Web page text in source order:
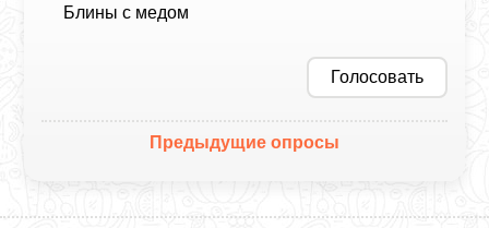
Блины с медом
Голосовать
Предыдущие опросы